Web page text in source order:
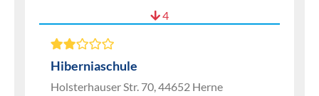
4
Hiberniaschule
Holsterhauser Str. 70, 44652 Herne